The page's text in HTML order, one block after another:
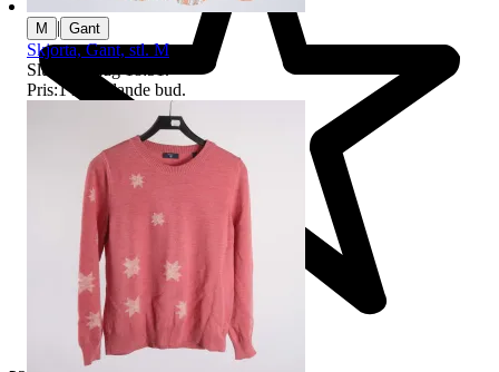
M | Gant
Skjorta, Gant, stl. M
Sluttid
Pris:1 kr Ledande bud.